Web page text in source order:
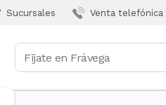
Sucursales Venta telefónica